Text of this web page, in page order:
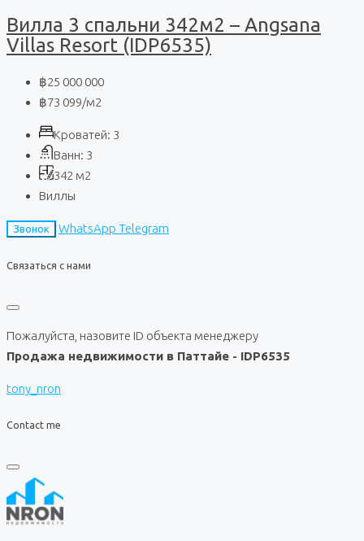
Вилла 3 спальни 342м2 – Angsana
Villas Resort (IDP6535)
฿25 000 000
฿73 099/м2
Кроватей: 3
Ванн: 3
342 м2
Виллы
Звонок WhatsApp Telegram
Связаться с нами
Пожалуйста, назовите ID объекта менеджеру
Продажа недвижимости в Паттайе - IDP6535
tony_nron
Contact me